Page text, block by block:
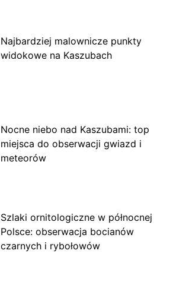
Najbardziej malownicze punkty
widokowe na Kaszubach
Nocne niebo nad Kaszubami: top
miejsca do obserwacji gwiazd i
meteorów
Szlaki ornitologiczne w północnej
Polsce: obserwacja bocianów
czarnych i rybołowów